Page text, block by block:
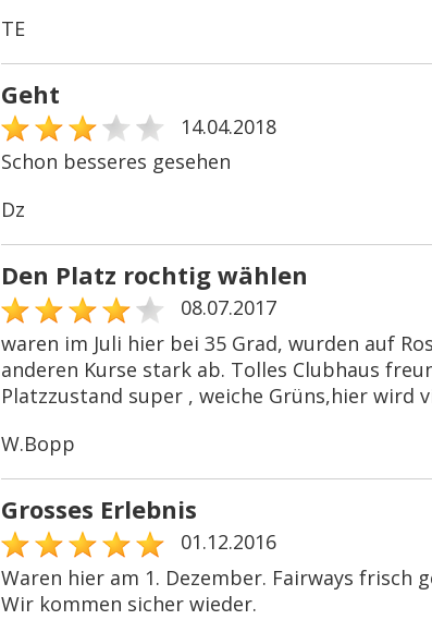
TE
Geht
14.04.2018
Schon besseres gesehen
Dz
Den Platz rochtig wählen
08.07.2017
waren im Juli hier bei 35 Grad, wurden auf
anderen Kurse stark ab. Tolles Clubhaus
Platzzustand super , weiche Grüns,hier wird
W.Bopp
Grosses Erlebnis
01.12.2016
Waren hier am 1. Dezember. Fairways frisch
Wir kommen sicher wieder.